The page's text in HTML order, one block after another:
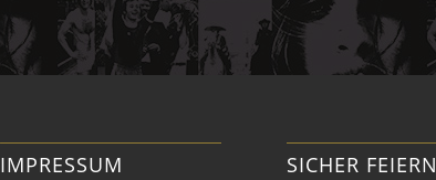
IMPRESSUM SICHER FEIERN